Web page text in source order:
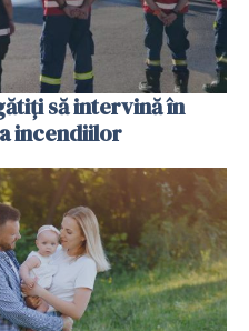
să intervină în
incendiilor